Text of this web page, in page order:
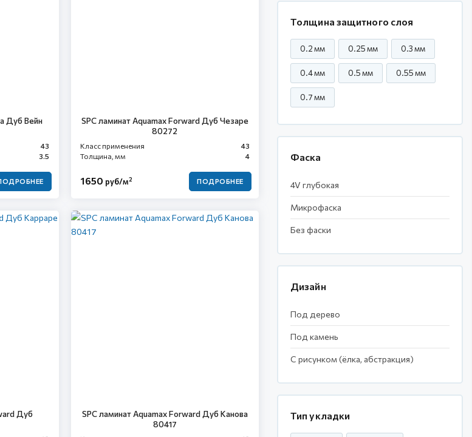
Дуб Вейн
43
3.5
SPC ламинат Aquamax Forward Дуб Чезаре
80272
Класс применения
43
Толщина, мм
4
1650 руб/м2 ПОДРОБНЕЕ
Дуб
SPC ламинат Aquamax Forward Дуб Канова
80417
Толщина защитного слоя
0.2 мм 0.25 мм 0.3 мм
0.4 мм 0.5 мм 0.55 мм
0.7 мм
Фаска
4V глубокая
Микрофаска
Без фаски
Дизайн
Под дерево
Под камень
С рисунком (ёлка, абстракция)
Тип укладки